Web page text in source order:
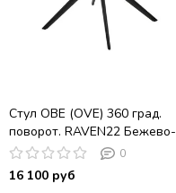
Стул ОВЕ (OVE) 360 град.
поворот. RAVEN22 Бежево-
белый, ткань / Черный,
®DISAUR
0
16 100 руб